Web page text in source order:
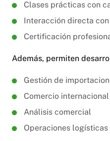
Clases prácticas con
Interacción directa
Certificación
Además, permiten
Gestión de
Comercio internacional
Análisis comercial
Operaciones logísticas